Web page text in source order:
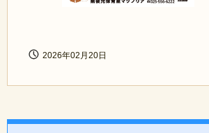
2026年02月20日